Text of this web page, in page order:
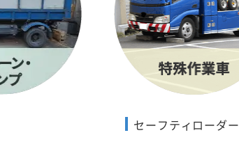
セーフティローダー